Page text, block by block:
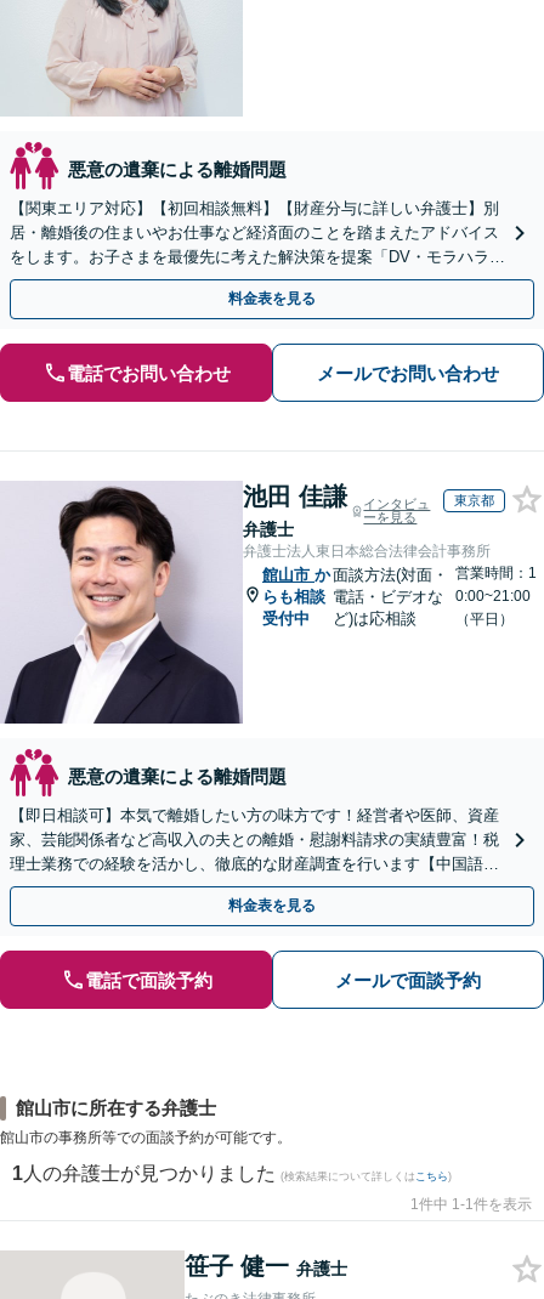
悪意の遺棄による離婚問題
【関東エリア対応】【初回相談無料】【財産分与に詳しい弁護士】別
居・離婚後の住まいやお仕事など経済面のことを踏まえたアドバイス
をします。お子さまを最優先に考えた解決策を提案「DV・モラハラに
悩む方を徹底サポート」【完全個室】【休日夜間面談可】
料金表を見る
電話でお問い合わせ メールでお問い合わせ
池田 佳謙
弁護士
インタビュ
ーを見る
東京都
弁護士法人東日本総合法律会計事務所
館山市 か
らも相談
受付中
面談方法(対面・
電話・ビデオな
ど)は応相談
営業時間：1
0:00~21:00
（平日）
悪意の遺棄による離婚問題
【即日相談可】本気で離婚したい方の味方です！経営者や医師、資産
家、芸能関係者など高収入の夫との離婚・慰謝料請求の実績豊富！税
理士業務での経験を活かし、徹底的な財産調査を行います【中国語対
応可】
料金表を見る
電話で面談予約 メールで面談予約
館山市に所在する弁護士
館山市の事務所等での面談予約が可能です。
1 人の弁護士が見つかりました (検索結果について詳しくは こちら)
1件中 1-1件を表示
笹子 健一 弁護士